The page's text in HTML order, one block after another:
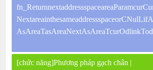
[chức năng]Phương pháp gạch chân |